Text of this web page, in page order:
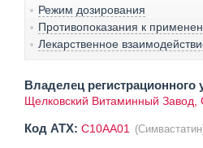
Режим дозирования
Противопоказания к
Лекарственное
Владелец регистрационного
Щелковский Витаминный
Код ATX: C10AA01